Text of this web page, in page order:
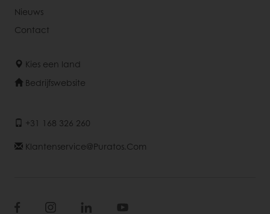
Nieuws
Contact
Kies een land
Bedrijfswebsite
+31 168 326 260
Klantenservice@puratos.com